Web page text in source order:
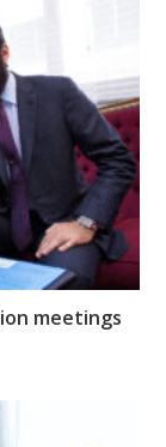
meetings